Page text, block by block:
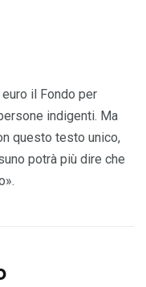
il Fondo per
indigenti. Ma
questo testo unico,
potrà più dire che